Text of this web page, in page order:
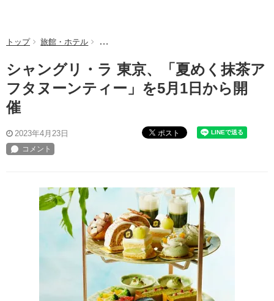
トップ 旅館・ホテル シャングリ・ラ 東京、「夏めく抹茶アフタヌ
シャングリ・ラ 東京、「夏めく抹茶ア
フタヌーンティー」を5月1日から開
催
2023年4月23日 ポスト